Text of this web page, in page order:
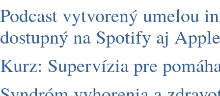
Podcast vytvorený umelou
dostupný na Spotify aj
Kurz: Supervízia pre